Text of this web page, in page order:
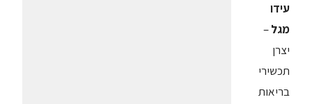
עידו
מגל–
יצרן
תכשירי
בריאות